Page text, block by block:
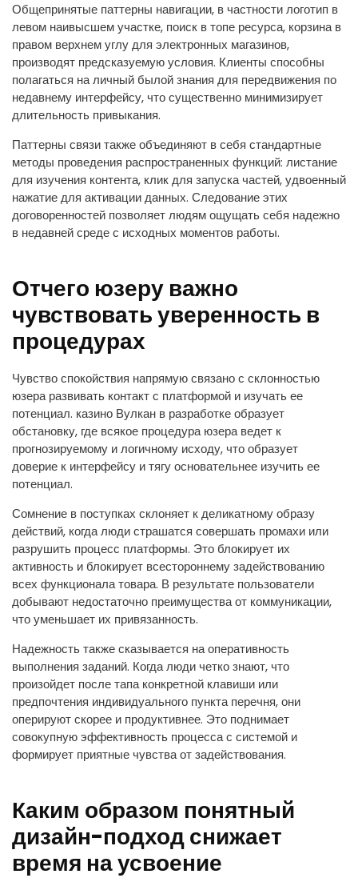
Общепринятые паттерны навигации, в частности логотип в
левом наивысшем участке, поиск в топе ресурса, корзина в
правом верхнем углу для электронных магазинов,
производят предсказуемую условия. Клиенты способны
полагаться на личный былой знания для передвижения по
недавнему интерфейсу, что существенно минимизирует
длительность привыкания.
Паттерны связи также объединяют в себя стандартные
методы проведения распространенных функций: листание
для изучения контента, клик для запуска частей, удвоенный
нажатие для активации данных. Следование этих
договоренностей позволяет людям ощущать себя надежно
в недавней среде с исходных моментов работы.
Отчего юзеру важно
чувствовать уверенность в
процедурах
Чувство спокойствия напрямую связано с склонностью
юзера развивать контакт с платформой и изучать ее
потенциал. казино Вулкан в разработке образует
обстановку, где всякое процедура юзера ведет к
прогнозируемому и логичному исходу, что образует
доверие к интерфейсу и тягу основательнее изучить ее
потенциал.
Сомнение в поступках склоняет к деликатному образу
действий, когда люди страшатся совершать промахи или
разрушить процесс платформы. Это блокирует их
активность и блокирует всестороннему задействованию
всех функционала товара. В результате пользователи
добывают недостаточно преимущества от коммуникации,
что уменьшает их привязанность.
Надежность также сказывается на оперативность
выполнения заданий. Когда люди четко знают, что
произойдет после тапа конкретной клавиши или
предпочтения индивидуального пункта перечня, они
оперируют скорее и продуктивнее. Это поднимает
совокупную эффективность процесса с системой и
формирует приятные чувства от задействования.
Каким образом понятный
дизайн-подход снижает
время на усвоение